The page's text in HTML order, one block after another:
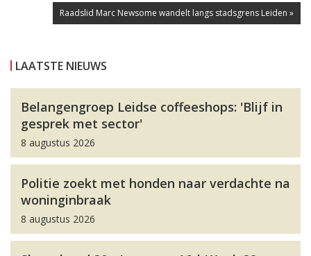
Raadslid Marc Newsome wandelt langs stadsgrens Leiden »
LAATSTE NIEUWS
Belangengroep Leidse coffeeshops: 'Blijf in
gesprek met sector'
8 augustus 2026
Politie zoekt met honden naar verdachte na
woninginbraak
8 augustus 2026